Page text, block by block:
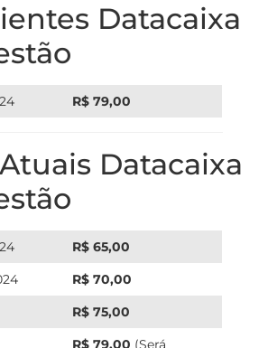
Datacaixa
R$ 79,00
Datacaixa
R$ 65,00
R$ 70,00
R$ 75,00
R$ 79,00 (Será